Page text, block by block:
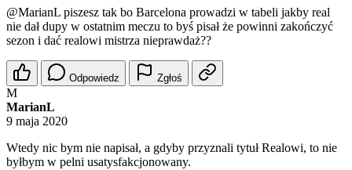
@MarianL piszesz tak bo Barcelona prowadzi w tabeli jakby real
nie dał dupy w ostatnim meczu to byś pisał że powinni zakończyć
sezon i dać realowi mistrza nieprawdaż??
Odpowiedz Zgłoś
M
MarianL
9 maja 2020
Wtedy nic bym nie napisał, a gdyby przyznali tytuł Realowi, to nie
byłbym w pelni usatysfakcjonowany.